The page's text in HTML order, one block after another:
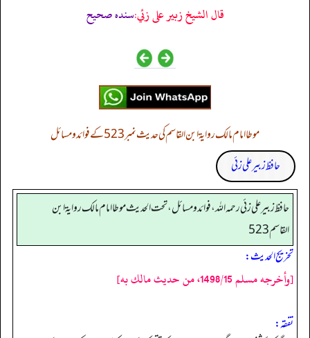
قال الشيخ زبير على زئي:سنده صحيح
موطا امام مالک روایۃ ابن القاسم کی حدیث نمبر 523 کے فوائد و مسائل
حافظ زبیر علی زئی
حافظ زبير على زئي رحمه الله، فوائد و مسائل، تحت الحديث موطا امام مالك رواية ابن
القاسم 523
تخریج الحدیث:
[وأخرجه مسلم 1498/15، من حديث مالك به]
تفقه: